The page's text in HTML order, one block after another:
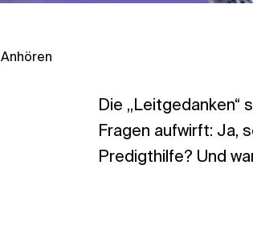
Anhören
Die „Leitgedanken“
Fragen aufwirft: Ja,
Predigthilfe? Und